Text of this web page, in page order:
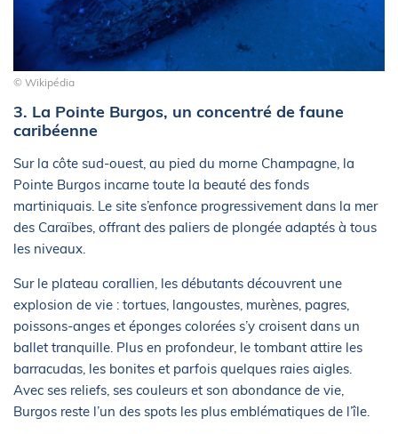
© Wikipédia
3. La Pointe Burgos, un concentré de faune
caribéenne
Sur la côte sud-ouest, au pied du morne Champagne, la
Pointe Burgos incarne toute la beauté des fonds
martiniquais. Le site s’enfonce progressivement dans la mer
des Caraïbes, offrant des paliers de plongée adaptés à tous
les niveaux.
Sur le plateau corallien, les débutants découvrent une
explosion de vie : tortues, langoustes, murènes, pagres,
poissons-anges et éponges colorées s’y croisent dans un
ballet tranquille. Plus en profondeur, le tombant attire les
barracudas, les bonites et parfois quelques raies aigles.
Avec ses reliefs, ses couleurs et son abondance de vie,
Burgos reste l’un des spots les plus emblématiques de l’île.